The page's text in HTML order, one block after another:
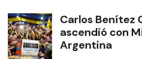
Carlos Benítez
ascendió con
Argentina